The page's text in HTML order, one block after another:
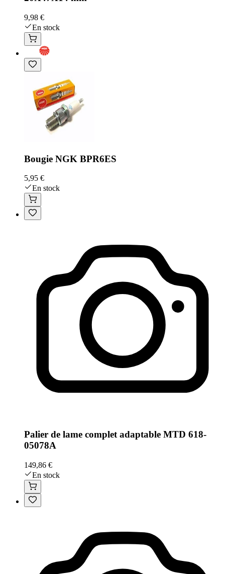
9,98 €
En stock
Bougie NGK BPR6ES
5,95 €
En stock
Palier de lame complet adaptable MTD 618-
05078A
149,86 €
En stock